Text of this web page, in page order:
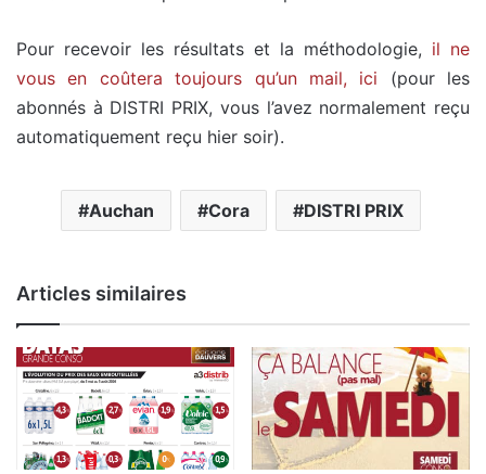
Pour recevoir les résultats et la méthodologie, il ne
vous en coûtera toujours qu’un mail, ici (pour les
abonnés à DISTRI PRIX, vous l’avez normalement reçu
automatiquement reçu hier soir).
Auchan Cora DISTRI PRIX
Articles similaires